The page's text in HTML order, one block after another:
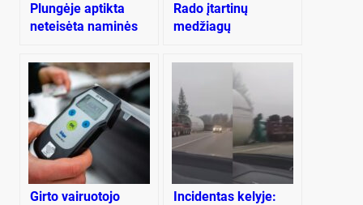
Plungėje aptikta
neteisėta naminės
vieta
Rado įtartinų
medžiagų
Girto vairuotojo
Incidentas kelyje: